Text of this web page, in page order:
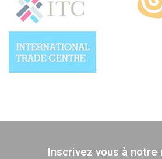
Inscrivez vous à